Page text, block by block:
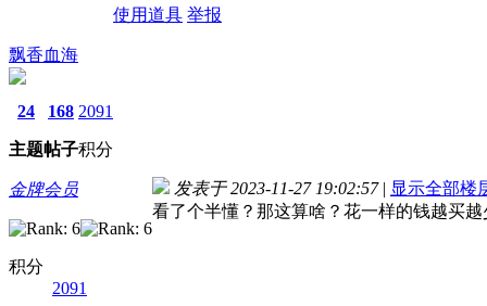
使用道具 举报
飘香血海
24
主题
168
帖子
2091
积分
金牌会员
积分
2091
发表于 2023-11-27 19:02:57 | 显示全部楼
看了个半懂？那这算啥？花一样的钱越买